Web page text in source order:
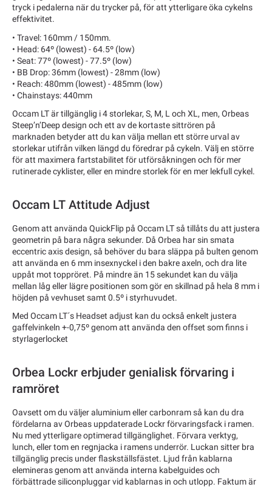
tryck i pedalerna när du trycker på, för att ytterligare öka cykelns
effektivitet.
• Travel: 160mm / 150mm.
• Head: 64º (lowest) - 64.5º (low)
• Seat: 77º (lowest) - 77.5º (low)
• BB Drop: 36mm (lowest) - 28mm (low)
• Reach: 480mm (lowest) - 485mm (low)
• Chainstays: 440mm
Occam LT är tillgänglig i 4 storlekar, S, M, L och XL, men, Orbeas
Steep’n’Deep design och ett av de kortaste sittrören på
marknaden betyder att du kan välja mellan ett större urval av
storlekar utifrån vilken längd du föredrar på cykeln. Välj en större
för att maximera fartstabilitet för utförsåkningen och för mer
rutinerade cyklister, eller en mindre storlek för en mer lekfull cykel.
Occam LT Attitude Adjust
Genom att använda QuickFlip på Occam LT så tillåts du att justera
geometrin på bara några sekunder. Då Orbea har sin smata
eccentric axis design, så behöver du bara släppa på bulten genom
att använda en 6 mm insexnyckel i den bakre axeln, och dra lite
uppåt mot toppröret. På mindre än 15 sekundet kan du välja
mellan låg eller lägre positionen som gör en skillnad på hela 8 mm i
höjden på vevhuset samt 0.5º i styrhuvudet.
Med Occam LT´s Headset adjust kan du också enkelt justera
gaffelvinkeln +-0,75º genom att använda den offset som finns i
styrlagerlocket
Orbea Lockr erbjuder genialisk förvaring i
ramröret
Oavsett om du väljer aluminium eller carbonram så kan du dra
fördelarna av Orbeas uppdaterade Lockr förvaringsfack i ramen.
Nu med ytterligare optimerad tillgänglighet. Förvara verktyg,
lunch, eller tom en regnjacka i ramens underrör. Luckan sitter bra
tillgänglig precis under flaskställsfästet. Ljud från kablarna
elemineras genom att använda interna kabelguides och
förbättrade siliconpluggar vid kablarnas in och utlopp. Faktum är